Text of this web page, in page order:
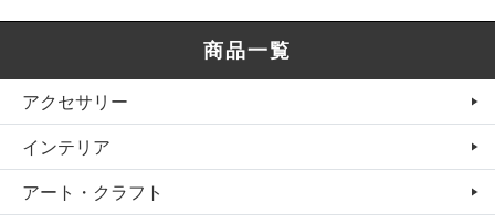
商品一覧
アクセサリー
インテリア
アート・クラフト